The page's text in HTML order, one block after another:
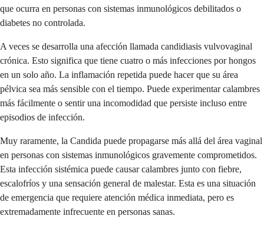
que ocurra en personas con sistemas inmunológicos debilitados o
diabetes no controlada.
A veces se desarrolla una afección llamada candidiasis vulvovaginal
crónica. Esto significa que tiene cuatro o más infecciones por hongos
en un solo año. La inflamación repetida puede hacer que su área
pélvica sea más sensible con el tiempo. Puede experimentar calambres
más fácilmente o sentir una incomodidad que persiste incluso entre
episodios de infección.
Muy raramente, la Candida puede propagarse más allá del área vaginal
en personas con sistemas inmunológicos gravemente comprometidos.
Esta infección sistémica puede causar calambres junto con fiebre,
escalofríos y una sensación general de malestar. Esta es una situación
de emergencia que requiere atención médica inmediata, pero es
extremadamente infrecuente en personas sanas.